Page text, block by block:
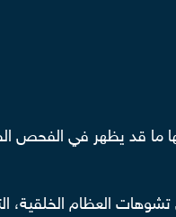
ما قد يظهر في الفحص
العظام الخلقية،